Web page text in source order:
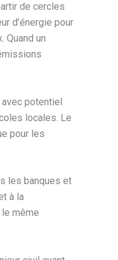
de cercles
d’énergie pour
Quand un
potentiel
locales. Le
pour les
les banques et
à la
même